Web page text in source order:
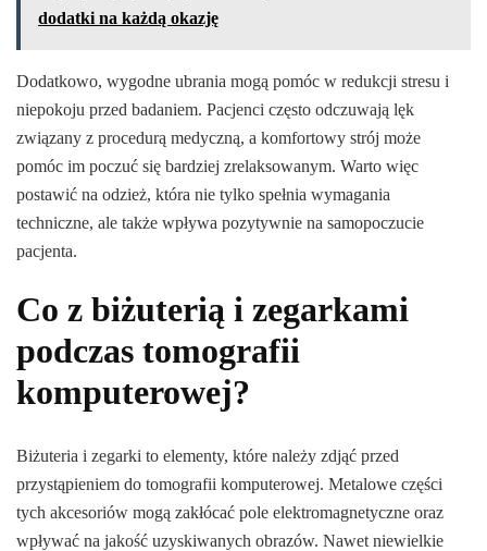
dodatki na każdą okazję
Dodatkowo, wygodne ubrania mogą pomóc w redukcji stresu i
niepokoju przed badaniem. Pacjenci często odczuwają lęk
związany z procedurą medyczną, a komfortowy strój może
pomóc im poczuć się bardziej zrelaksowanym. Warto więc
postawić na odzież, która nie tylko spełnia wymagania
techniczne, ale także wpływa pozytywnie na samopoczucie
pacjenta.
Co z biżuterią i zegarkami
podczas tomografii
komputerowej?
Biżuteria i zegarki to elementy, które należy zdjąć przed
przystąpieniem do tomografii komputerowej. Metalowe części
tych akcesoriów mogą zakłócać pole elektromagnetyczne oraz
wpływać na jakość uzyskiwanych obrazów. Nawet niewielkie